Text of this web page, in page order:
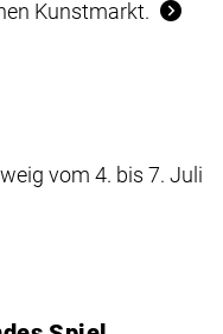
Kunstmarkt.
vom 4. bis 7. Juli